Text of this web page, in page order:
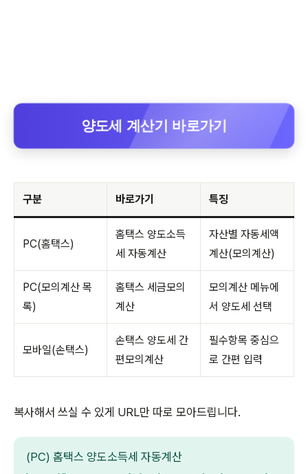
양도세 계산기 바로가기
구분 바로가기 특징
PC(홈택스)
홈택스 양도소득
세 자동계산
자산별 자동세액
계산(모의계산)
PC(모의계산 목
록)
홈택스 세금모의
계산
모의계산 메뉴에
서 양도세 선택
모바일(손택스)
손택스 양도세 간
편모의계산
필수항목 중심으
로 간편 입력
복사해서 쓰실 수 있게 URL만 따로 모아드립니다.
(PC) 홈택스 양도소득세 자동계산